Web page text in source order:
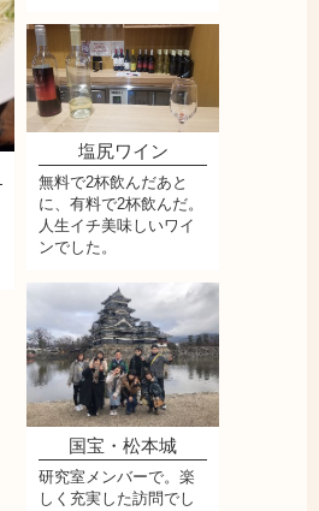
塩尻ワイン
無料で2杯飲んだあと
に、有料で2杯飲んだ。
人生イチ美味しいワイ
ンでした。
国宝・松本城
研究室メンバーで。楽
しく充実した訪問でし